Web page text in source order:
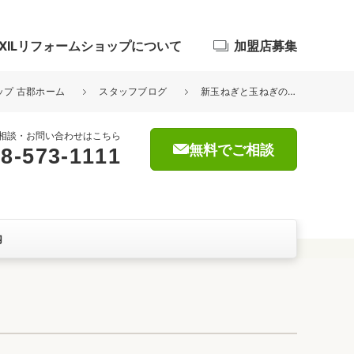
屋根・外壁
リフォームショップについて
らしをつくる、価値・性能向上
加盟店募集
プ 古郡ホーム スタッフブログ 新玉ねぎと玉ねぎの違い
談・お問い合わせはこちら
573-1111 無料でご相談